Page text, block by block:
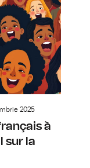
Bucarest Le Prix
2025
à
sur la